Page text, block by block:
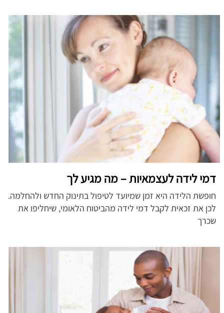
דמי לידה לעצמאיות – מה מגיע לך
חופשת הלידה היא זמן שמיועד לטיפול בתינוק החדש ולהחלמה.
לכן את זכאית לקבל דמי לידה מהביטוח הלאומי, שיחליפו את
שכרך